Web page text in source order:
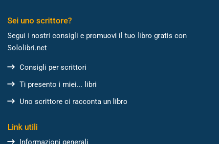
Sei uno scrittore?
Segui i nostri consigli e promuovi il tuo libro gratis con
Sololibri.net
Consigli per scrittori
Ti presento i miei... libri
Uno scrittore ci racconta un libro
Link utili
Informazioni generali